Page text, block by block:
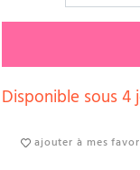
Disponible sous 4
ajouter à mes